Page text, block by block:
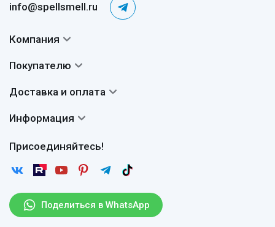
info@spellsmell.ru
Поделиться в WhatsApp
Присоединяйтесь!
Компания
Авторы
Сертификаты
Покупателю
Вопросы и ответы
Отзывы
Статьи
Рассылка
Доставка и оплата
Доставка
Возврат
Информация
Пользовательское соглашение
Защита персональных данных
Правила продажи товаров (Постановление Правительства